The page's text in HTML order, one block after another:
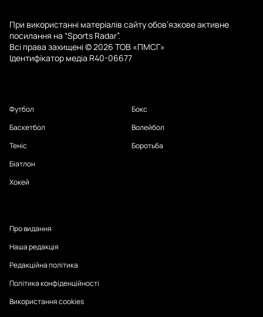
При використанні матеріалів сайту обов’язкове активне
посилання на “Sports Radar”.
Всі права захищені © 2026 ТОВ «ПМСГ»
Ідентифікатор медіа R40-06677
Футбол
Баскетбол
Теніс
Біатлон
Хокей
Бокс
Волейбол
Боротьба
Про видання
Наша редакція
Редакційна політика
Політика конфіденційності
Використання cookies